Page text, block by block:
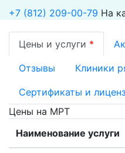
+7 (812) 209-00-79 На
Цены и услуги *
Отзывы Клиники
Сертификаты и
Цены на МРТ
Наименование услуги